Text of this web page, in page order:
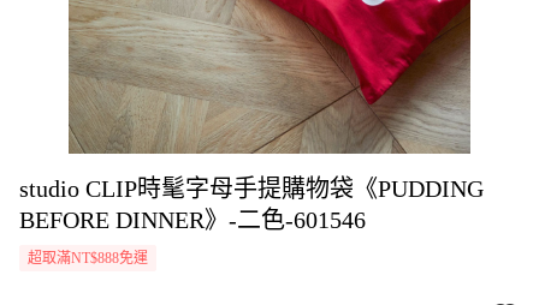
studio CLIP時髦字母手提購物袋《PUDDING
BEFORE DINNER》-二色-601546
超取滿NT$888免運